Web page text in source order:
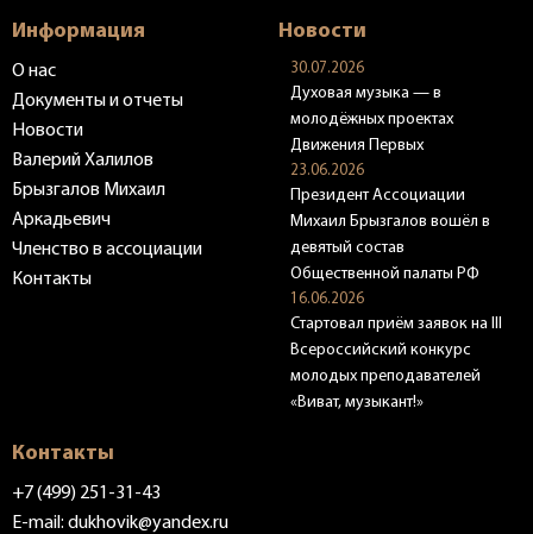
Информация
О нас
Документы и отчеты
Новости
Валерий Халилов
Брызгалов Михаил
Аркадьевич
Членство в ассоциации
Контакты
Новости
30.07.2026
Духовая музыка — в
молодёжных проектах
Движения Первых
23.06.2026
Президент Ассоциации
Михаил Брызгалов вошёл в
девятый состав
Общественной палаты РФ
16.06.2026
Стартовал приём заявок на III
Всероссийский конкурс
молодых преподавателей
«Виват, музыкант!»
Контакты
+7 (499) 251-31-43
E-mail: dukhovik@yandex.ru